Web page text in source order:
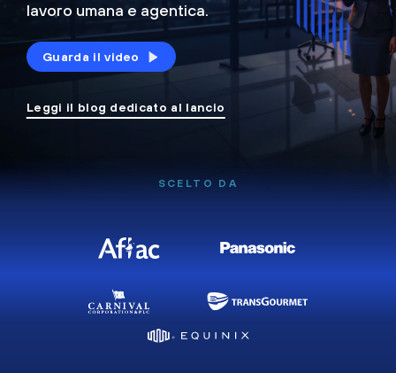
lavoro umana e agentica.
Guarda il video
Leggi il blog dedicato al lancio
SCELTO DA